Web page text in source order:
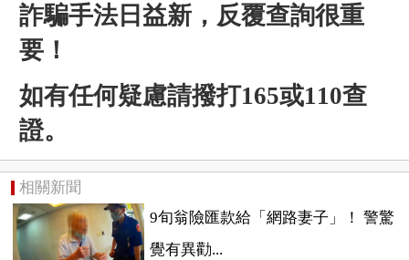
詐騙手法日益新，反覆查詢很重
要！
如有任何疑慮請撥打165或110查
證。
相關新聞
9旬翁險匯款給「網路妻子」！ 警驚
覺有異勸...